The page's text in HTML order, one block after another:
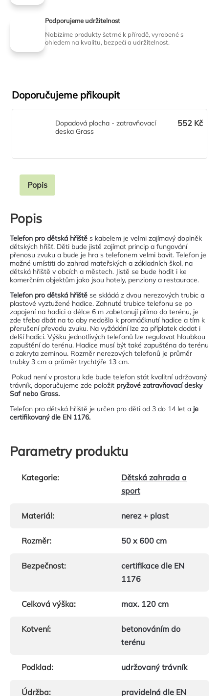
Podporujeme udržitelnost
Nabízíme produkty šetrné k přírodě, vyrobené s
ohledem na kvalitu, bezpečí a udržitelnost.
Doporučujeme přikoupit
Dopadová plocha - zatravňovací
deska Grass
552 Kč
Popis
Popis
Telefon pro dětská hřiště s kabelem je velmi zajímavý doplněk
dětských hřišť. Děti bude jistě zajímat princip a fungování
přenosu zvuku a bude je hra s telefonem velmi bavit. Telefon je
možné umístiti do zahrad mateřských a základních škol, na
dětská hřiště v obcích a městech. Jistě se bude hodit i ke
komerčním objektům jako jsou hotely, penziony a restaurace.
Telefon pro dětská hřiště se skládá z dvou nerezových trubic a
plastové vyztužené hadice. Zahnuté trubice telefonu se po
zapojení na hadici o délce 6 m zabetonují přímo do terénu, je
zde třeba dbát na to aby nedošlo k promáčknutí hadice a tím k
přerušení převodu zvuku. Na vyžádání lze za příplatek dodat i
delší hadici. Výšku jednotlivých telefonů lze regulovat hloubkou
zapuštění do terénu. Hadice musí být také zapuštěna do terénu
a zakryta zeminou. Rozměr nerezových telefonů je průměr
trubky 3 cm a průměr trychtýře 13 cm.
Pokud není v prostoru kde bude telefon stát kvalitní udržovaný
trávník, doporučujeme zde položit pryžové zatravňovací desky
Saf nebo Grass.
Telefon pro dětská hřiště je určen pro děti od 3 do 14 let a je
certifikovaný dle EN 1176.
Parametry produktu
Kategorie:
Dětská zahrada a
sport
Materiál: nerez + plast
Rozměr: 50 x 600 cm
Bezpečnost:
certifikace dle EN
1176
Celková výška: max. 120 cm
Kotvení:
betonováním do
terénu
Podklad: udržovaný trávník
Údržba: pravidelná dle EN